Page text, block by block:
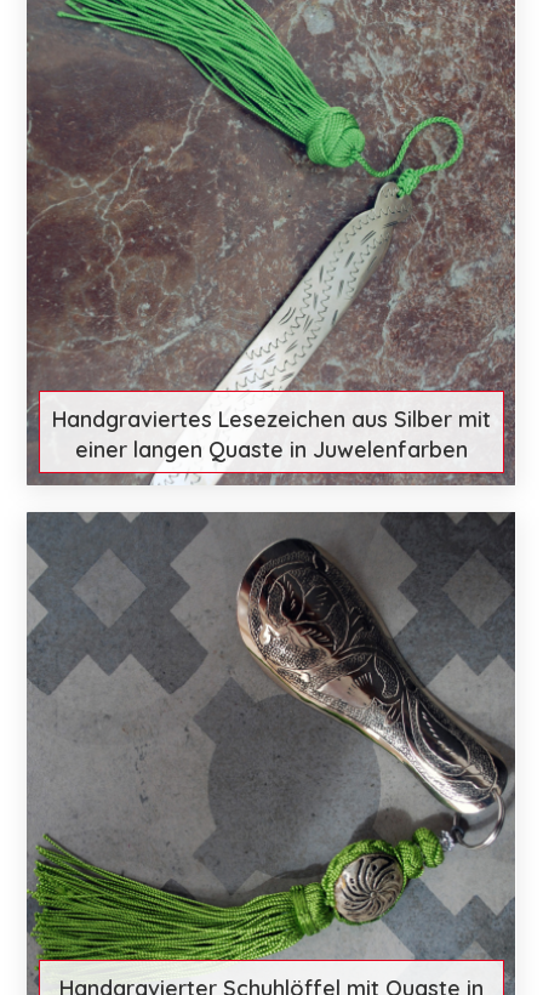
Handgraviertes Lesezeichen aus Silber mit
einer langen Quaste in Juwelenfarben
€ 17 Mehr entdecken
Handgravierter Schuhlöffel mit Quaste in